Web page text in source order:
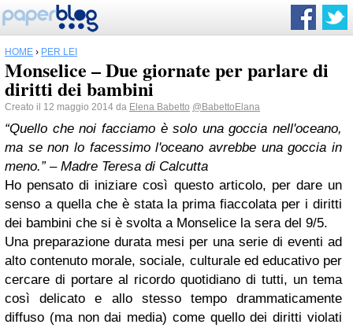
HOME › PER LEI
Monselice – Due giornate per parlare di
diritti dei bambini
Creato il 12 maggio 2014 da Elena Babetto @BabettoElana
“Quello che noi facciamo è solo una goccia nell'oceano,
ma se non lo facessimo l'oceano avrebbe una goccia in
meno.” – Madre Teresa di Calcutta
Ho pensato di iniziare così questo articolo, per dare un
senso a quella che è stata la prima fiaccolata per i diritti
dei bambini che si è svolta a Monselice la sera del 9/5.
Una preparazione durata mesi per una serie di eventi ad
alto contenuto morale, sociale, culturale ed educativo per
cercare di portare al ricordo quotidiano di tutti, un tema
così delicato e allo stesso tempo drammaticamente
diffuso (ma non dai media) come quello dei diritti violati